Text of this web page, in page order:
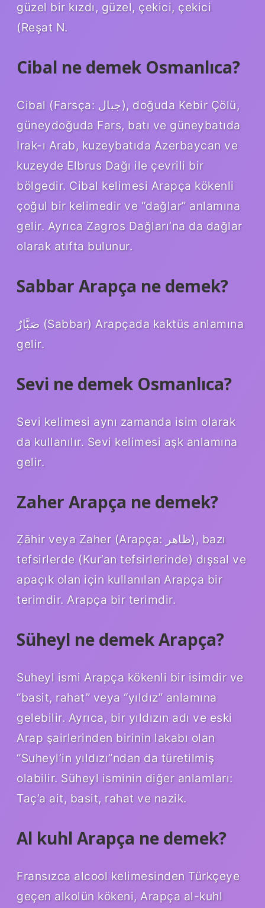
güzel bir kızdı, güzel, çekici, çekici
(Reşat N.
Cibal ne demek Osmanlıca?
Cibal (Farsça: جبال), doğuda Kebir Çölü,
güneydoğuda Fars, batı ve güneybatıda
Irak-ı Arab, kuzeybatıda Azerbaycan ve
kuzeyde Elbrus Dağı ile çevrili bir
bölgedir. Cibal kelimesi Arapça kökenli
çoğul bir kelimedir ve “dağlar” anlamına
gelir. Ayrıca Zagros Dağları’na da dağlar
olarak atıfta bulunur.
Sabbar Arapça ne demek?
صَبَّارٌ (Sabbar) Arapçada kaktüs anlamına
gelir.
Sevi ne demek Osmanlıca?
Sevi kelimesi aynı zamanda isim olarak
da kullanılır. Sevi kelimesi aşk anlamına
gelir.
Zaher Arapça ne demek?
Ẓāhir veya Zaher (Arapça: ظاهر‎), bazı
tefsirlerde (Kur’an tefsirlerinde) dışsal ve
apaçık olan için kullanılan Arapça bir
terimdir. Arapça bir terimdir.
Süheyl ne demek Arapça?
Suheyl ismi Arapça kökenli bir isimdir ve
“basit, rahat” veya “yıldız” anlamına
gelebilir. Ayrıca, bir yıldızın adı ve eski
Arap şairlerinden birinin lakabı olan
“Suheyl’in yıldızı”ndan da türetilmiş
olabilir. Süheyl isminin diğer anlamları:
Taç’a ait, basit, rahat ve nazik.
Al kuhl Arapça ne demek?
Fransızca alcool kelimesinden Türkçeye
geçen alkolün kökeni, Arapça al-kuhl